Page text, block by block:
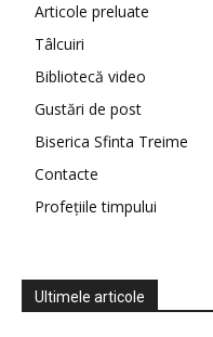
Articole preluate
Tâlcuiri
Bibliotecă video
Gustări de post
Biserica Sfinta Treime
Contacte
Profețiile timpului
Ultimele articole